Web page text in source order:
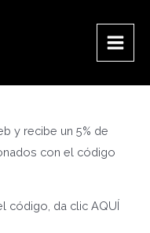
Main
y recibe un 5% de
con el código
código, da clicAQUÍ